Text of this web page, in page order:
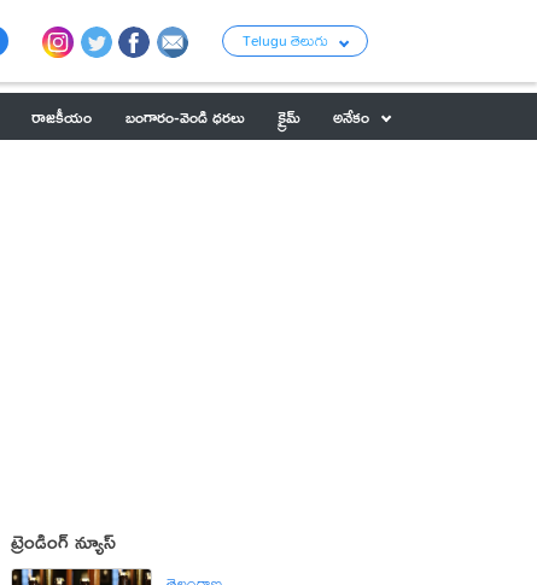
Telugu తెలుగు
రాజకీయం బంగారం-వెండి ధరలు క్రైమ్
అనేకం
ట్రెండింగ్ న్యూస్